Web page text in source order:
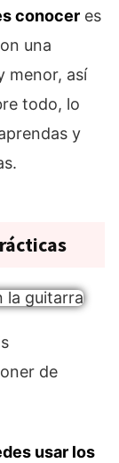
conocer es
una
menor, así
todo, lo
y
de
usar los